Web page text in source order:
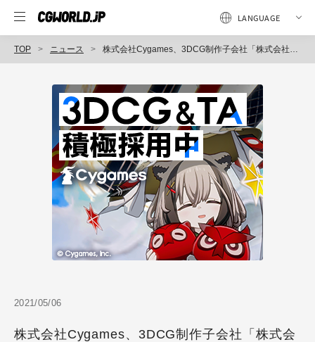
TOP ニュース 株式会社Cygames、3DCG制作子会社「株式会社CySphere」設立、地方在住者を含めテレワークをベースにした多様な働き方を導入
2021/05/06
株式会社Cygames、3DCG制作子会社「株式会